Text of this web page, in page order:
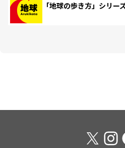
「地球の歩き方」シリー